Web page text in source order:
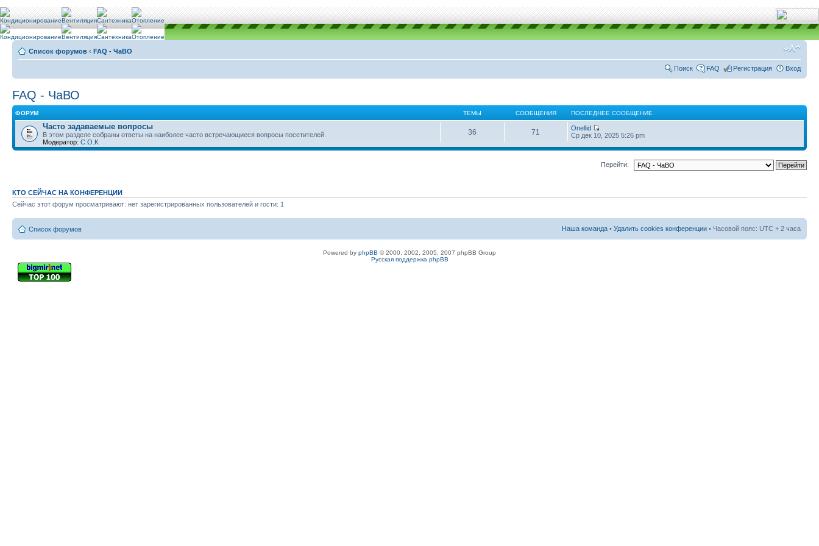
Список форумов ‹ FAQ - ЧаВО
Поиск FAQ Регистрация Вход
FAQ - ЧаВО
ФОРУМ ТЕМЫ СООБЩЕНИЯ ПОСЛЕДНЕЕ СООБЩЕНИЕ
Часто задаваемые вопросы
В этом разделе собраны ответы на наиболее часто встречающиеся вопросы посетителей.
Модератор: С.О.К.
36 71
Onellid
Ср дек 10, 2025 5:26 pm
Перейти:
КТО СЕЙЧАС НА КОНФЕРЕНЦИИ
Сейчас этот форум просматривают: нет зарегистрированных пользователей и гости: 1
Список форумов Наша команда • Удалить cookies конференции • Часовой пояс: UTC + 2 часа
Powered by phpBB © 2000, 2002, 2005, 2007 phpBB Group
Русская поддержка phpBB